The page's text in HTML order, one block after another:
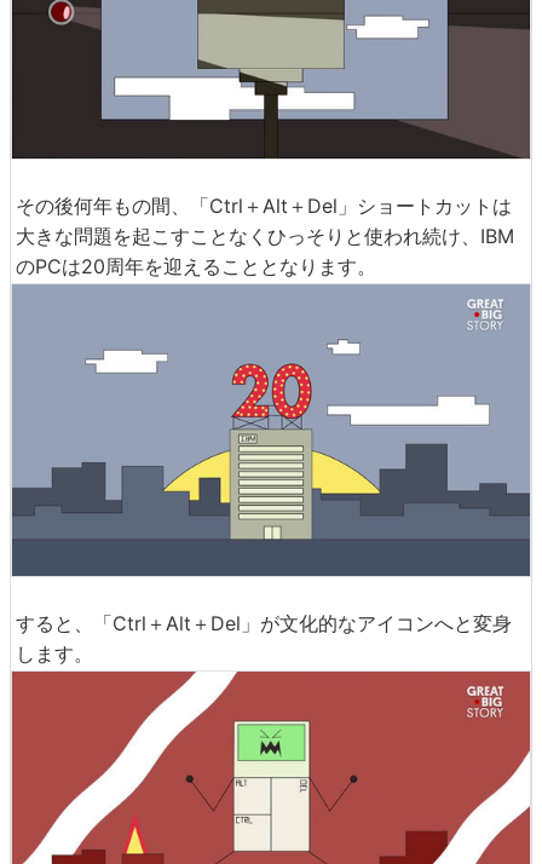
その後何年もの間、「Ctrl＋Alt＋Del」ショートカットは
大きな問題を起こすことなくひっそりと使われ続け、IBM
のPCは20周年を迎えることとなります。
すると、「Ctrl＋Alt＋Del」が文化的なアイコンへと変身
します。